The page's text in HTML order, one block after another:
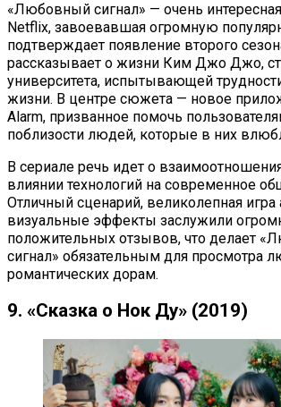
«Любовный сигнал» — очень
Netflix, завоевавшая огромную
подтверждает появление второго
рассказывает о жизни Ким Джо Джо,
университета, испытывающей
жизни. В центре сюжета — новое
Alarm, призванное помочь
поблизости людей, которые в них
В сериале речь идет о
влиянии технологий на современное
Отличный сценарий, великолепная игра
визуальные эффекты заслужили
положительных отзывов, что делает
сигнал» обязательным для просмотра
романтических дорам.
9. «Сказка о Нок Ду» (2019)